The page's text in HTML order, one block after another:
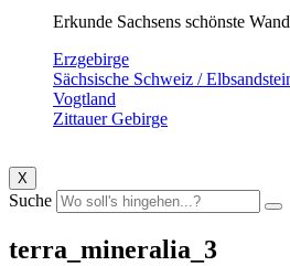
Erkunde Sachsens schönste
Erzgebirge
Sächsische Schweiz /
Vogtland
Zittauer Gebirge
X
Suche
terra_mineralia_3